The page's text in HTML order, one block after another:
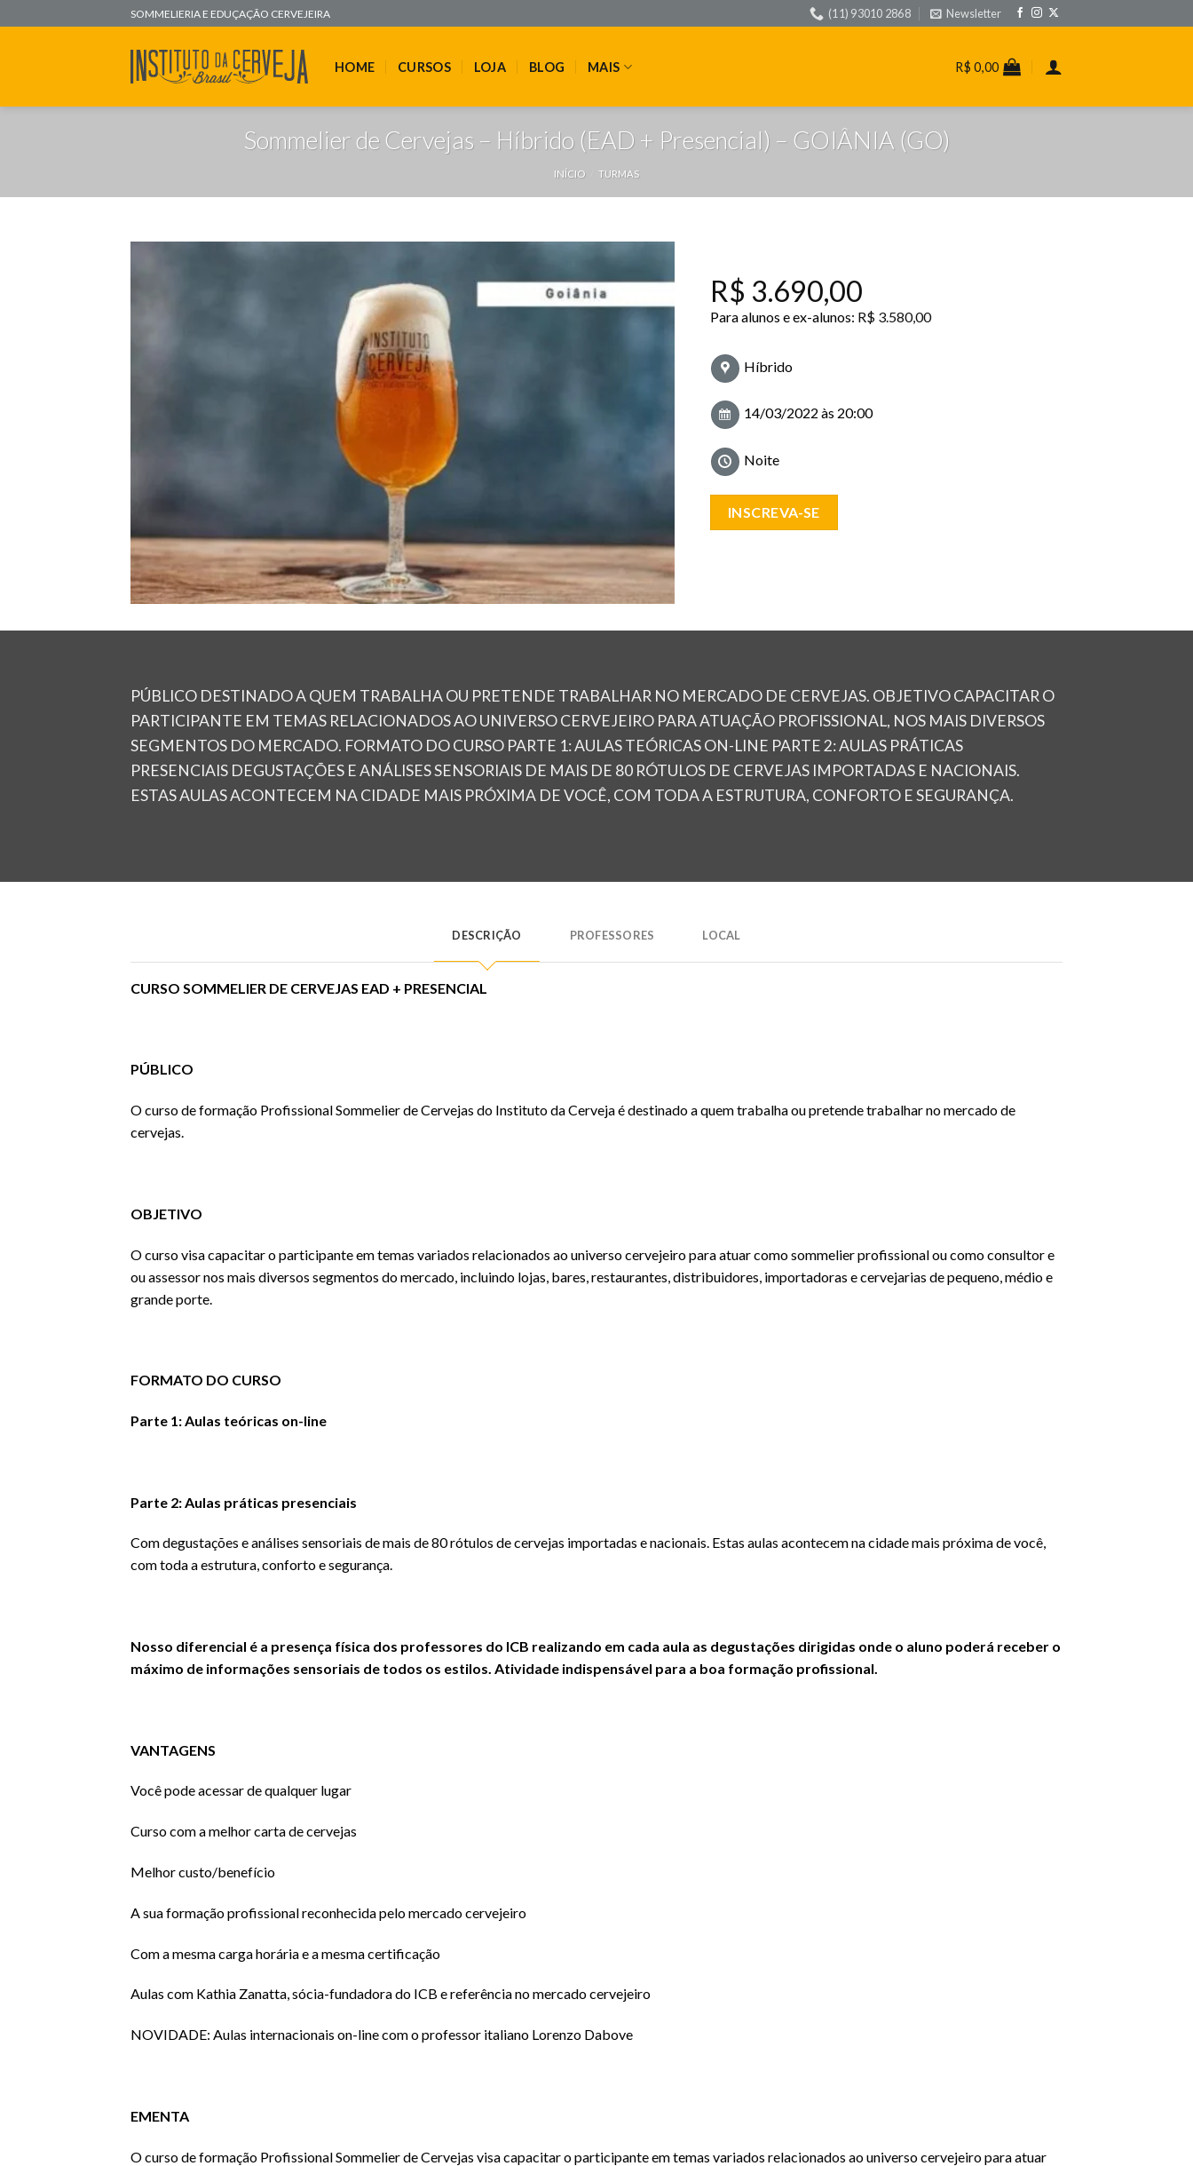
to
SOMMELIERIA E EDUÇAÇÃO CERVEJEIRA (11) 93010 2868 Newsletter
HOME CURSOS LOJA BLOG MAIS R$ 0,00
Sommelier de Cervejas – Híbrido (EAD + Presencial) – GOIÂNIA (GO)
INÍCIO TURMAS
R$ 3.690,00
Para alunos e ex-alunos: R$3.580,00
Híbrido
14/03/2022 às 20:00
Noite
INSCREVA-SE
PÚBLICO DESTINADO A QUEM TRABALHA OU PRETENDE TRABALHAR NO MERCADO DE CERVEJAS. OBJETIVO CAPACITAR O
PARTICIPANTE EM TEMAS RELACIONADOS AO UNIVERSO CERVEJEIRO PARA ATUAÇÃO PROFISSIONAL, NOS MAIS DIVERSOS
SEGMENTOS DO MERCADO. FORMATO DO CURSO PARTE 1: AULAS TEÓRICAS ON-LINE PARTE 2: AULAS PRÁTICAS
PRESENCIAIS DEGUSTAÇÕES E ANÁLISES SENSORIAIS DE MAIS DE 80 RÓTULOS DE CERVEJAS IMPORTADAS E NACIONAIS.
ESTAS AULAS ACONTECEM NA CIDADE MAIS PRÓXIMA DE VOCÊ, COM TODA A ESTRUTURA, CONFORTO E SEGURANÇA.
DESCRIÇÃO PROFESSORES LOCAL
CURSO SOMMELIER DE CERVEJAS EAD + PRESENCIAL
PÚBLICO
O curso de formação Profissional Sommelier de Cervejas do Instituto da Cerveja é destinado a quem trabalha ou pretende trabalhar no mercado de
cervejas.
OBJETIVO
O curso visa capacitar o participante em temas variados relacionados ao universo cervejeiro para atuar como sommelier profissional ou como consultor e
ou assessor nos mais diversos segmentos do mercado, incluindo lojas, bares, restaurantes, distribuidores, importadoras e cervejarias de pequeno, médio e
grande porte.
FORMATO DO CURSO
Parte 1: Aulas teóricas on-line
Parte 2: Aulas práticas presenciais
Com degustações e análises sensoriais de mais de 80 rótulos de cervejas importadas e nacionais. Estas aulas acontecem na cidade mais próxima de você,
com toda a estrutura, conforto e segurança.
Nosso diferencial é a presença física dos professores do ICB realizando em cada aula as degustações dirigidas onde o aluno poderá receber o
máximo de informações sensoriais de todos os estilos. Atividade indispensável para a boa formação profissional.
VANTAGENS
Você pode acessar de qualquer lugar
Curso com a melhor carta de cervejas
Melhor custo/benefício
A sua formação profissional reconhecida pelo mercado cervejeiro
Com a mesma carga horária e a mesma certificação
Aulas com Kathia Zanatta, sócia-fundadora do ICB e referência no mercado cervejeiro
NOVIDADE: Aulas internacionais on-line com o professor italiano Lorenzo Dabove
EMENTA
O curso de formação Profissional Sommelier de Cervejas visa capacitar o participante em temas variados relacionados ao universo cervejeiro para atuar